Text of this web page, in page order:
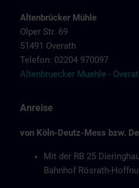
Altenbrücker Mühle
Olper Str. 69
51491 Overath
Telefon: 02204 970097
Altenbruecker Muehle -
Anreise
von Köln-Deutz-Mess bzw.
Mit der RB 25
Bahnhof Rösrath-